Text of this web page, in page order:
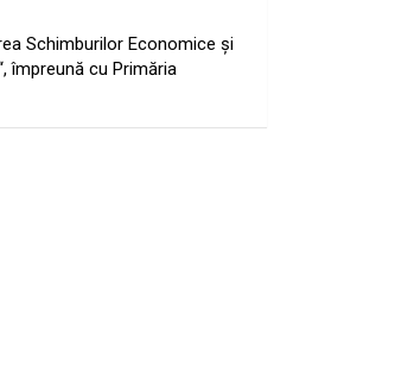
Schimburilor Economice și
împreună cu Primăria